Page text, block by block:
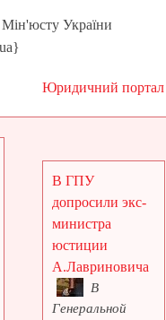
Мін'юсту України
Юридичний портал
В ГПУ
допросили экс-
министра
юстиции
А.Лавриновича
В
Генеральной